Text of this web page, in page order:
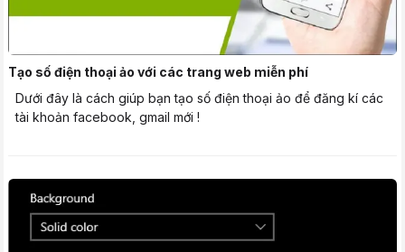
Tạo số điện thoại ảo với các trang web miễn phí
Dưới đây là cách giúp bạn tạo số điện thoại ảo để đăng kí các
tài khoản facebook, gmail mới !